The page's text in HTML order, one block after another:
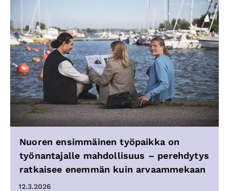
Nuoren ensimmäinen työpaikka on
työnantajalle mahdollisuus – perehdytys
ratkaisee enemmän kuin arvaammekaan
12.3.2026